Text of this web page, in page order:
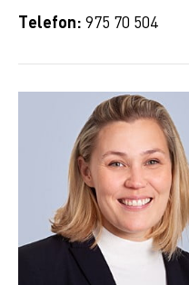
Telefon:975 70 504